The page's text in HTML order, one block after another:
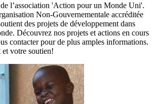
l’association 'Action pour un Monde Uni'.
Non-Gouvernementale accréditée
des projets de développement dans
Découvrez nos projets et actions en cours
contacter pour de plus amples informations.
votre soutien!